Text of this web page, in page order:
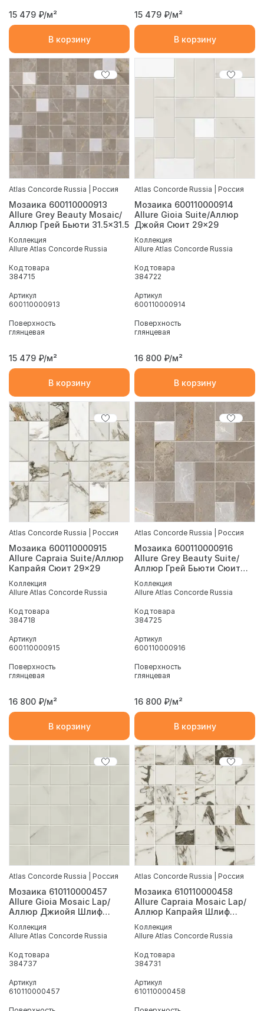
15 479 ₽/м²
В корзину
15 479 ₽/м²
В корзину
Atlas Concorde Russia | Россия
Мозаика 600110000913
Allure Grey Beauty Mosaic/
Аллюр Грей Бьюти 31.5x31.5
Коллекция
Allure Atlas Concorde Russia
Код товара
384715
Артикул
600110000913
Поверхность
глянцевая
15 479 ₽/м²
В корзину
Atlas Concorde Russia | Россия
Мозаика 600110000914
Allure Gioia Suite/Аллюр
Джойя Сюит 29x29
Коллекция
Allure Atlas Concorde Russia
Код товара
384722
Артикул
600110000914
Поверхность
глянцевая
16 800 ₽/м²
В корзину
Atlas Concorde Russia | Россия
Мозаика 600110000915
Allure Capraia Suite/Аллюр
Капрайя Сюит 29x29
Коллекция
Allure Atlas Concorde Russia
Код товара
384718
Артикул
600110000915
Поверхность
глянцевая
16 800 ₽/м²
В корзину
Atlas Concorde Russia | Россия
Мозаика 600110000916
Allure Grey Beauty Suite/
Аллюр Грей Бьюти Сюит
29x29
Коллекция
Allure Atlas Concorde Russia
Код товара
384725
Артикул
600110000916
Поверхность
глянцевая
16 800 ₽/м²
В корзину
Atlas Concorde Russia | Россия
Мозаика 610110000457
Allure Gioia Mosaic Lap/
Аллюр Джиойя Шлиф
30x30
Коллекция
Allure Atlas Concorde Russia
Код товара
384737
Артикул
610110000457
Atlas Concorde Russia | Россия
Мозаика 610110000458
Allure Capraia Mosaic Lap/
Аллюр Капрайя Шлиф
30x30
Коллекция
Allure Atlas Concorde Russia
Код товара
384731
Артикул
610110000458